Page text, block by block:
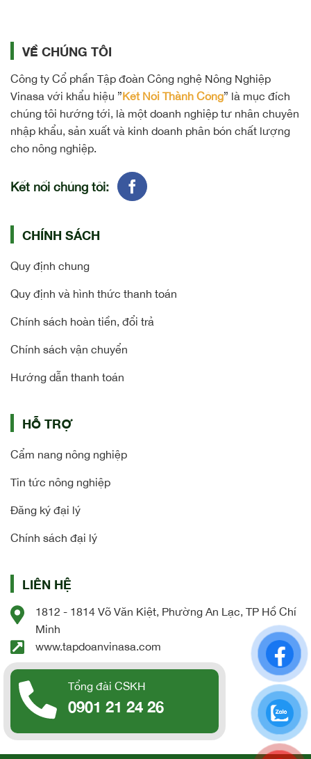
VỀ CHÚNG TÔI
Công ty Cổ phần Tập đoàn Công nghệ Nông Nghiệp
Vinasa với khẩu hiệu ”Kết Nối Thành Công” là mục đích
chúng tôi hướng tới, là một doanh nghiệp tư nhân chuyên
nhập khẩu, sản xuất và kinh doanh phân bón chất lượng
cho nông nghiệp.
Kết nối chúng tôi:
CHÍNH SÁCH
Quy định chung
Quy định và hình thức thanh toán
Chính sách hoàn tiền, đổi trả
Chính sách vận chuyển
Hướng dẫn thanh toán
HỖ TRỢ
Cẩm nang nông nghiệp
Tin tức nông nghiệp
Đăng ký đại lý
Chính sách đại lý
LIÊN HỆ
1812 - 1814 Võ Văn Kiệt, Phường An Lạc, TP Hồ Chí
Minh
www.tapdoanvinasa.com
Tổng đài CSKH
0901 21 24 26